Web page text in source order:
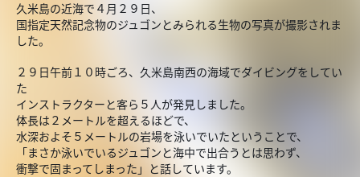
久米島の近海で４月２９日、
国指定天然記念物のジュゴンとみられる生物の写真が撮影されま
した。
２９日午前１０時ごろ、久米島南西の海域でダイビングをしてい
た
インストラクターと客ら５人が発見しました。
体長は２メートルを超えるほどで、
水深およそ５メートルの岩場を泳いでいたということで、
「まさか泳いでいるジュゴンと海中で出合うとは思わず、
衝撃で固まってしまった」と話しています。